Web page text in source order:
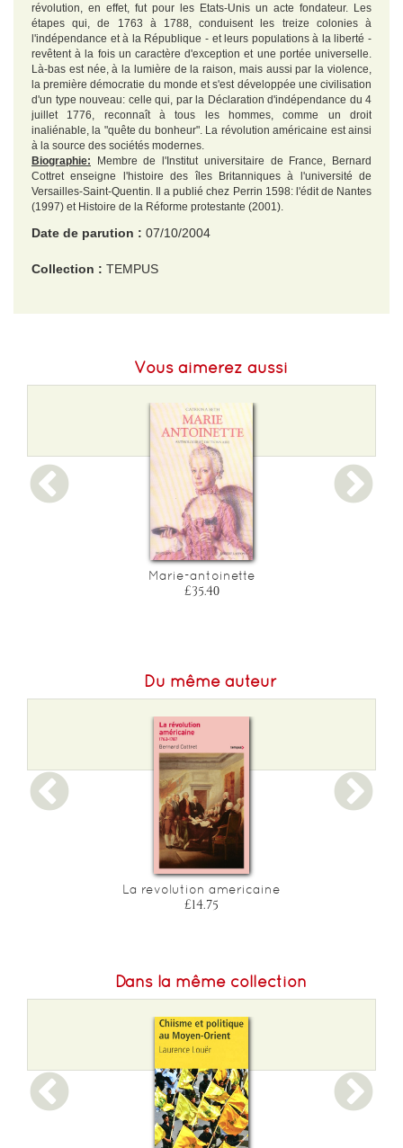
révolution, en effet, fut pour les Etats-Unis un acte fondateur. Les
étapes qui, de 1763 à 1788, conduisent les treize colonies à
l'indépendance et à la République - et leurs populations à la liberté -
revêtent à la fois un caractère d'exception et une portée universelle.
Là-bas est née, à la lumière de la raison, mais aussi par la violence,
la première démocratie du monde et s'est développée une civilisation
d'un type nouveau: celle qui, par la Déclaration d'indépendance du 4
juillet 1776, reconnaît à tous les hommes, comme un droit
inaliénable, la "quête du bonheur". La révolution américaine est ainsi
à la source des sociétés modernes.
Biographie: Membre de l'Institut universitaire de France, Bernard
Cottret enseigne l'histoire des îles Britanniques à l'université de
Versailles-Saint-Quentin. Il a publié chez Perrin 1598: l'édit de Nantes
(1997) et Histoire de la Réforme protestante (2001).
Date de parution : 07/10/2004
Collection : TEMPUS
Vous aimerez aussi
Marie-antoinette
£35.40
Du même auteur
La revolution americaine
£14.75
Dans la même collection